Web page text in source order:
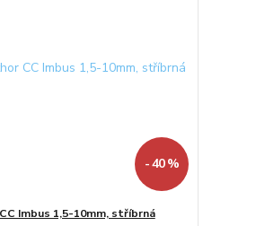
- 40 %
Imbus 1,5-10mm, stříbrná